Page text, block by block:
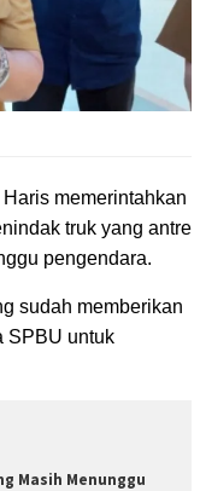
memerintahkan
truk yang antre
pengendara.
sudah memberikan
SPBU untuk
Masih Menunggu